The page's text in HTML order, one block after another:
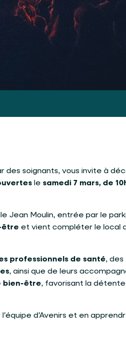
des soignants, vous invite à
le samedi 7 mars, de
Jean Moulin, entrée par le
être et vient compléter le local
professionnels de santé, des
, ainsi que de leurs
bien-être, favorisant la
d’Avenirs et en